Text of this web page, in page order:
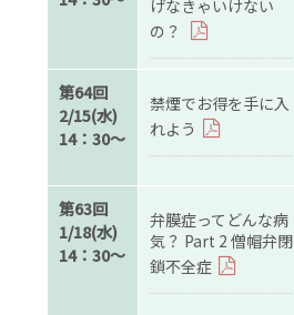
げなきゃいけない
の？
第64回
2/15(水)
14：30～
禁煙でお得を手に入
れよう
第63回
1/18(水)
14：30～
弁膜症ってどんな病
気？ Part 2 僧帽弁閉
鎖不全症